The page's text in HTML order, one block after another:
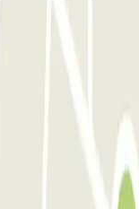
sortir du